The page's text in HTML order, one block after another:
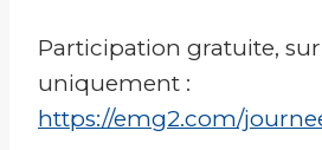
Participation gratuite,
uniquement :
https://emg2.com/